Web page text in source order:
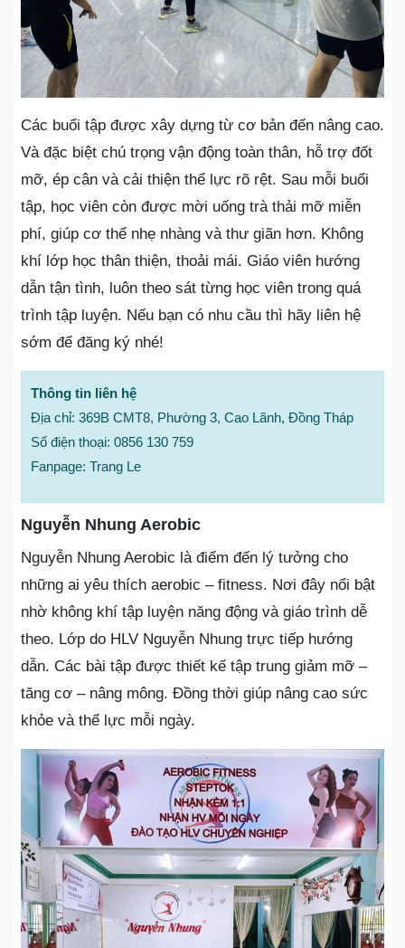
Các buổi tập được xây dựng từ cơ bản đến nâng cao.
Và đặc biệt chú trọng vận động toàn thân, hỗ trợ đốt
mỡ, ép cân và cải thiện thể lực rõ rệt. Sau mỗi buổi
tập, học viên còn được mời uống trà thải mỡ miễn
phí, giúp cơ thể nhẹ nhàng và thư giãn hơn. Không
khí lớp học thân thiện, thoải mái. Giáo viên hướng
dẫn tận tình, luôn theo sát từng học viên trong quá
trình tập luyện. Nếu bạn có nhu cầu thì hãy liên hệ
sớm để đăng ký nhé!
Thông tin liên hệ
Địa chỉ: 369B CMT8, Phường 3, Cao Lãnh, Đồng Tháp
Số điện thoại: 0856 130 759
Fanpage: Trang Le
Nguyễn Nhung Aerobic
Nguyễn Nhung Aerobic là điểm đến lý tưởng cho
những ai yêu thích aerobic – fitness. Nơi đây nổi bật
nhờ không khí tập luyện năng động và giáo trình dễ
theo. Lớp do HLV Nguyễn Nhung trực tiếp hướng
dẫn. Các bài tập được thiết kế tập trung giảm mỡ –
tăng cơ – nâng mông. Đồng thời giúp nâng cao sức
khỏe và thể lực mỗi ngày.